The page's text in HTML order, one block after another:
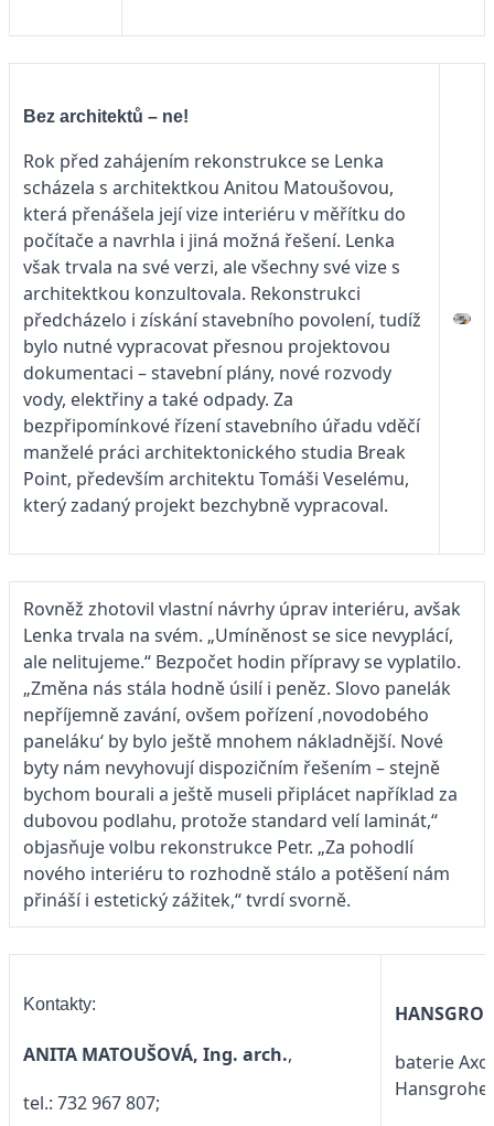
Bez architektů – ne!
Rok před zahájením rekonstrukce se Lenka
scházela s architektkou Anitou Matoušovou,
která přenášela její vize interiéru v měřítku do
počítače a navrhla i jiná možná řešení. Lenka
však trvala na své verzi, ale všechny své vize s
architektkou konzultovala. Rekonstrukci
předcházelo i získání stavebního povolení, tudíž
bylo nutné vypracovat přesnou projektovou
dokumentaci – stavební plány, nové rozvody
vody, elektřiny a také odpady. Za
bezpřipomínkové řízení stavebního úřadu vděčí
manželé práci architektonického studia Break
Point, především architektu Tomáši Veselému,
který zadaný projekt bezchybně vypracoval.
Rovněž zhotovil vlastní návrhy úprav interiéru, avšak
Lenka trvala na svém. „Umíněnost se sice nevyplácí,
ale nelitujeme.“ Bezpočet hodin přípravy se vyplatilo.
„Změna nás stála hodně úsilí i peněz. Slovo panelák
nepříjemně zavání, ovšem pořízení ‚novodobého
paneláku‘ by bylo ještě mnohem nákladnější. Nové
byty nám nevyhovují dispozičním řešením – stejně
bychom bourali a ještě museli připlácet například za
dubovou podlahu, protože standard velí laminát,“
objasňuje volbu rekonstrukce Petr. „Za pohodlí
nového interiéru to rozhodně stálo a potěšení nám
přináší i estetický zážitek,“ tvrdí svorně.
Kontakty:
ANITA MATOUŠOVÁ, Ing. arch.,
tel.: 732 967 807;
baterie
Hansgrohe,